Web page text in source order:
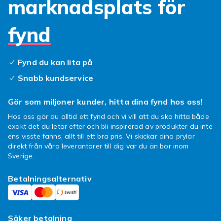
marknadsplats för
fynd
Fynd du kan lita på
Snabb kundservice
Gör som miljoner kunder, hitta dina fynd hos oss!
Hos oss gör du alltid ett fynd och vi vill att du ska hitta både
exakt det du letar efter och bli inspirerad av produkter du inte
ens visste fanns, allt till ett bra pris. Vi skickar dina prylar
direkt från våra leverantörer till dig var du än bor inom
Sverige.
Betalningsalternativ
Säker betalning